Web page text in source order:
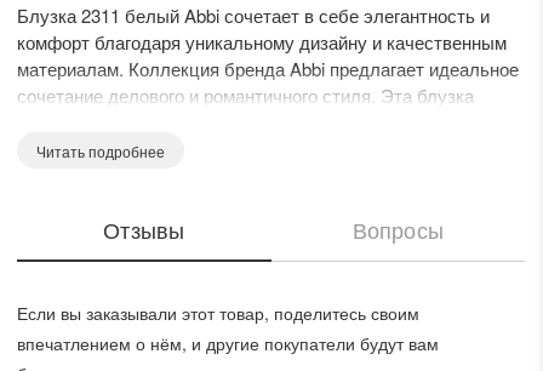
Блузка 2311 белый Abbi сочетает в себе элегантность и
комфорт благодаря уникальному дизайну и качественным
материалам. Коллекция бренда Abbi предлагает идеальное
сочетание делового и романтичного стиля. Эта блузка
вискозы, обеспечивающего легкость и комфорт. Воротник-
до игривого. Белый цвет и нежный розовый принт делают её
идеальным выбором для весенне-летнего сезона.
Читать подробнее
Отзывы Вопросы
Если вы заказывали этот товар, поделитесь своим
впечатлением о нём, и другие покупатели будут вам